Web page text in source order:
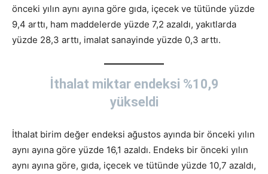
önceki yılın aynı ayına göre gıda, içecek ve tütünde yüzde
9,4 arttı, ham maddelerde yüzde 7,2 azaldı, yakıtlarda
yüzde 28,3 arttı, imalat sanayinde yüzde 0,3 arttı.
İthalat miktar endeksi %10,9
yükseldi
İthalat birim değer endeksi ağustos ayında bir önceki yılın
aynı ayına göre yüzde 16,1 azaldı. Endeks bir önceki yılın
aynı ayına göre, gıda, içecek ve tütünde yüzde 10,7 azaldı,